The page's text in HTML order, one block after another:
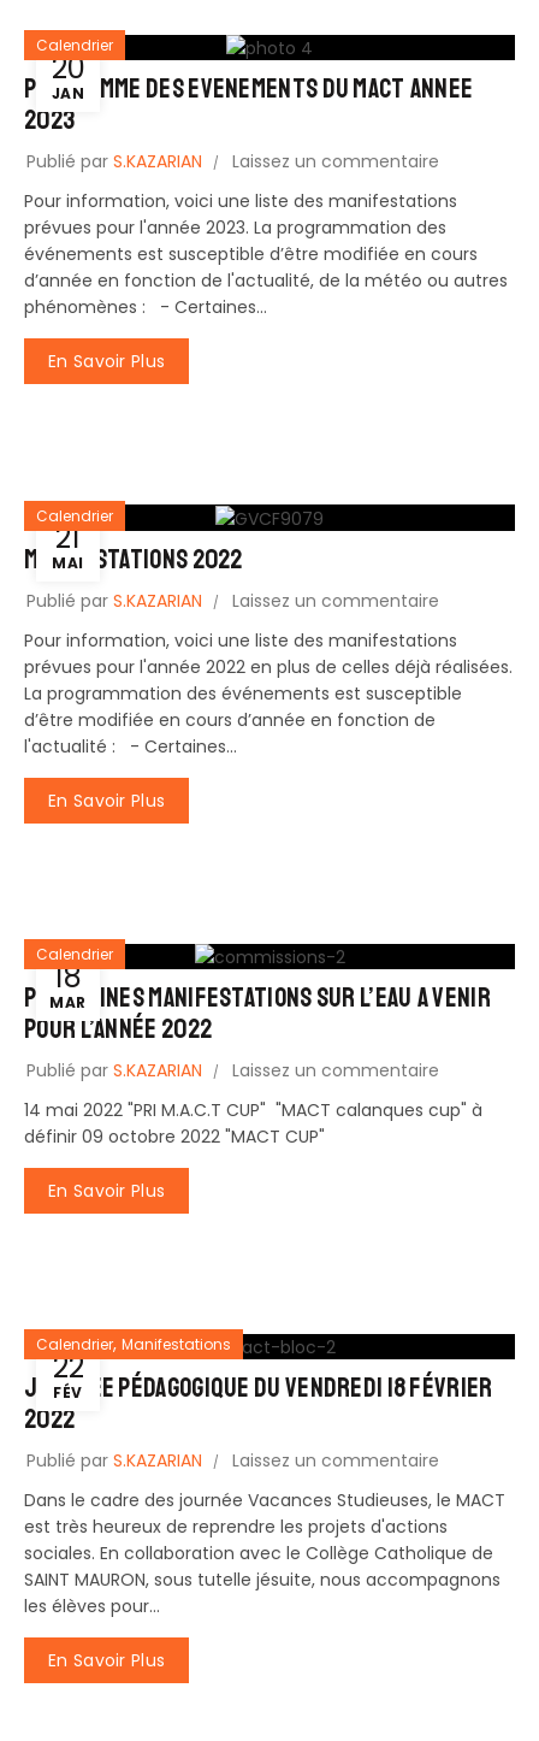
20
JAN
Calendrier
PROGRAMME DES EVENEMENTS DU MACT ANNEE
2023
Publié par S.KAZARIAN
Laissez un commentaire
Pour information, voici une liste des manifestations
prévues pour l'année 2023. La programmation des
événements est susceptible d’être modifiée en cours
d’année en fonction de l'actualité, de la météo ou autres
phénomènes : - Certaines...
En Savoir Plus
21
MAI
Calendrier
MANIFESTATIONS 2022
Publié par S.KAZARIAN
Laissez un commentaire
Pour information, voici une liste des manifestations
prévues pour l'année 2022 en plus de celles déjà réalisées.
La programmation des événements est susceptible
d’être modifiée en cours d’année en fonction de
l'actualité : - Certaines...
En Savoir Plus
18
MAR
Calendrier
Prochaines Manifestations sur l’eau a venir
Pour l’année 2022
Publié par S.KAZARIAN
Laissez un commentaire
14 mai 2022 "PRI M.A.C.T CUP" "MACT calanques cup" à
définir 09 octobre 2022 "MACT CUP"
En Savoir Plus
22
FÉV
Calendrier, Manifestations
Journée Pédagogique du vendredi 18 février
2022
Publié par S.KAZARIAN
Laissez un commentaire
Dans le cadre des journée Vacances Studieuses, le MACT
est très heureux de reprendre les projets d'actions
sociales. En collaboration avec le Collège Catholique de
SAINT MAURON, sous tutelle jésuite, nous accompagnons
les élèves pour...
En Savoir Plus